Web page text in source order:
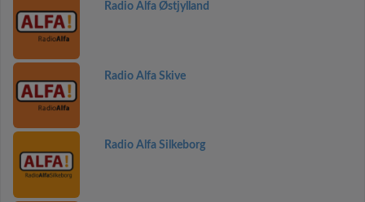
Radio Alfa Østjylland
Radio Alfa Skive
Radio Alfa Silkeborg